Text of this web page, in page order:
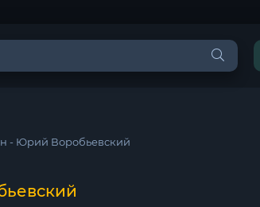
- Юрий Воробьевский